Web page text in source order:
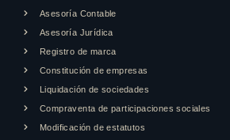
Asesoría Contable
Asesoría Jurídica
Registro de marca
Constitución de empresas
Liquidación de sociedades
Compraventa de participaciones sociales
Modificación de estatutos